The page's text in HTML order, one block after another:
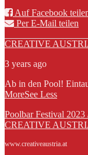
Auf Facebook
Per E-Mail teilen
CREATIVE
3 years ago
Ab in den Pool!
MoreSee Less
Poolbar Festival
CREATIVE
www.creativeaustria.at